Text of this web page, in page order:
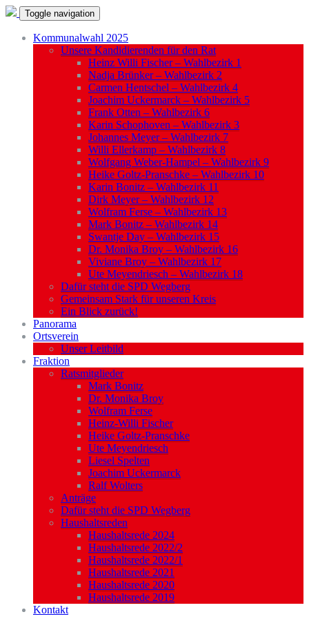
Toggle navigation
Kommunalwahl 2025
Unsere Kandidierenden für den Rat
Heinz Willi Fischer – Wahlbezirk 1
Nadja Brünker – Wahlbezirk 2
Carmen Hentschel – Wahlbezirk 4
Joachim Uckermarck – Wahlbezirk 5
Frank Otten – Wahlbezirk 6
Karin Schophoven – Wahlbezirk 3
Johannes Meyer – Wahlbezirk 7
Willi Ellerkamp – Wahlbezirk 8
Wolfgang Weber-Hampel – Wahlbezirk 9
Heike Goltz-Pranschke – Wahlbezirk 10
Karin Bonitz – Wahlbezirk 11
Dirk Meyer – Wahlbezirk 12
Wolfram Ferse – Wahlbezirk 13
Mark Bonitz – Wahlbezirk 14
Swantje Day – Wahlbezirk 15
Dr. Monika Broy – Wahlbezirk 16
Viviane Broy – Wahlbezirk 17
Ute Meyendriesch – Wahlbezirk 18
Dafür steht die SPD Wegberg
Gemeinsam Stark für unseren Kreis
Ein Blick zurück!
Panorama
Ortsverein
Unser Leitbild
Fraktion
Ratsmitglieder
Mark Bonitz
Dr. Monika Broy
Wolfram Ferse
Heinz-Willi Fischer
Heike Goltz-Pranschke
Ute Meyendriesch
Liesel Spelten
Joachim Uckermarck
Ralf Wolters
Anträge
Dafür steht die SPD Wegberg
Haushaltsreden
Haushaltsrede 2024
Haushaltsrede 2022/2
Haushaltsrede 2022/1
Haushaltsrede 2021
Haushaltsrede 2020
Haushaltsrede 2019
Kontakt